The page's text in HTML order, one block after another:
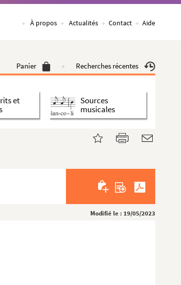
À propos Actualités Contact Aide
Panier Recherches récentes
et
Sources
musicales
Modifié le : 19/05/2023